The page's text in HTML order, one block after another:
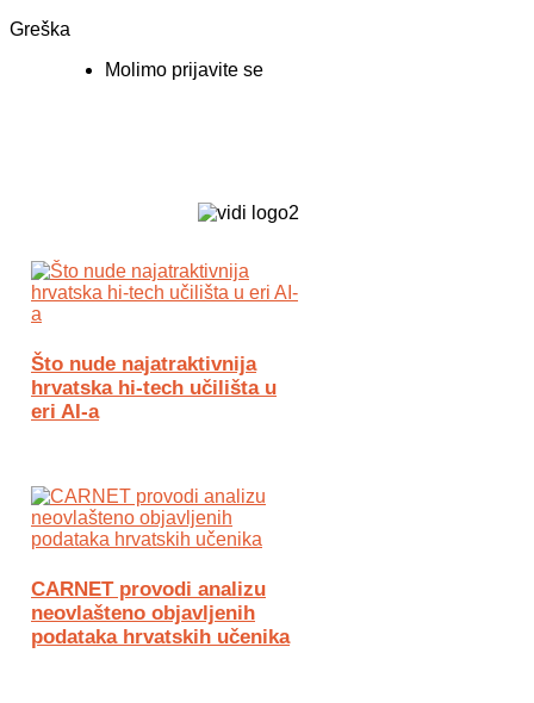
Greška
Molimo prijavite se
Što nude najatraktivnija
hrvatska hi-tech učilišta u
eri AI-a
CARNET provodi analizu
neovlašteno objavljenih
podataka hrvatskih učenika